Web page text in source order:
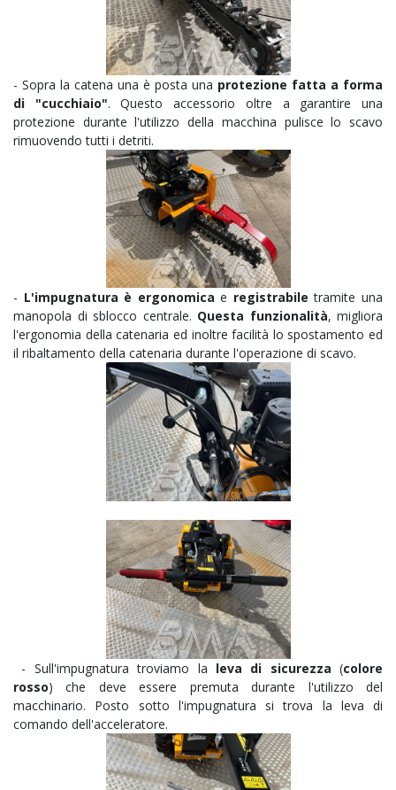
- Sopra la catena una è posta una protezione fatta a forma
di "cucchiaio". Questo accessorio oltre a garantire una
protezione durante l'utilizzo della macchina pulisce lo scavo
rimuovendo tutti i detriti.
- L'impugnatura è ergonomica e registrabile tramite una
manopola di sblocco centrale. Questa funzionalità, migliora
l'ergonomia della catenaria ed inoltre facilità lo spostamento ed
il ribaltamento della catenaria durante l'operazione di scavo.
- Sull'impugnatura troviamo la leva di sicurezza (colore
rosso) che deve essere premuta durante l'utilizzo del
macchinario. Posto sotto l'impugnatura si trova la leva di
comando dell'acceleratore.